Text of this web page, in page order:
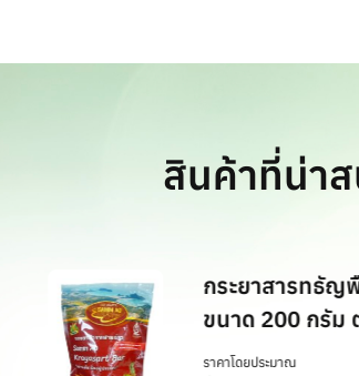
สินค้าที่น่าส
กระยาสารทธัญพืชงาดำ
ขนาด 200 กรัม ตรา สา
ราคาโดยประมาณ